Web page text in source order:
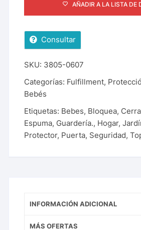
AÑADIR A LA LISTA DE
Consultar
SKU: 3805-0607
Categorías: Fulfillment,
Bebés
Etiquetas: Bebes, Bloquea,
Espuma, Guardería., Hogar,
Protector, Puerta, Seguridad,
INFORMACIÓN ADICIONAL
MÁS OFERTAS